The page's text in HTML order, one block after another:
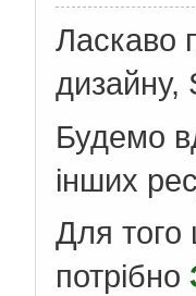
Ласкаво
дизайну,
Будемо
інших
Для того
потрібно